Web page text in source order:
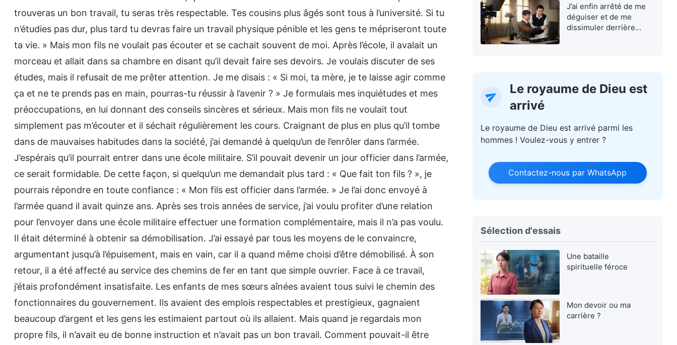
trouveras un bon travail, tu seras très respectable. Tes cousins plus âgés sont tous à l’université. Si tu
n’étudies pas dur, plus tard tu devras faire un travail physique pénible et les gens te mépriseront toute
ta vie. » Mais mon fils ne voulait pas écouter et se cachait souvent de moi. Après l’école, il avalait un
morceau et allait dans sa chambre en disant qu’il devait faire ses devoirs. Je voulais discuter de ses
études, mais il refusait de me prêter attention. Je me disais : « Si moi, ta mère, je te laisse agir comme
ça et ne te prends pas en main, pourras-tu réussir à l’avenir ? » Je formulais mes inquiétudes et mes
préoccupations, en lui donnant des conseils sincères et sérieux. Mais mon fils ne voulait tout
simplement pas m’écouter et il séchait régulièrement les cours. Craignant de plus en plus qu’il tombe
dans de mauvaises habitudes dans la société, j’ai demandé à quelqu’un de l’enrôler dans l’armée.
J’espérais qu’il pourrait entrer dans une école militaire. S’il pouvait devenir un jour officier dans l’armée,
ce serait formidable. De cette façon, si quelqu’un me demandait plus tard : « Que fait ton fils ? », je
pourrais répondre en toute confiance : « Mon fils est officier dans l’armée. » Je l’ai donc envoyé à
l’armée quand il avait quinze ans. Après ses trois années de service, j’ai voulu profiter d’une relation
pour l’envoyer dans une école militaire effectuer une formation complémentaire, mais il n’a pas voulu.
Il était déterminé à obtenir sa démobilisation. J’ai essayé par tous les moyens de le convaincre,
argumentant jusqu’à l’épuisement, mais en vain, car il a quand même choisi d’être démobilisé. À son
retour, il a été affecté au service des chemins de fer en tant que simple ouvrier. Face à ce travail,
j’étais profondément insatisfaite. Les enfants de mes sœurs aînées avaient tous suivi le chemin des
fonctionnaires du gouvernement. Ils avaient des emplois respectables et prestigieux, gagnaient
beaucoup d’argent et les gens les estimaient partout où ils allaient. Mais quand je regardais mon
propre fils, il n’avait eu de bonne instruction et n’avait pas un bon travail. Comment pouvait-il être
J’ai enfin arrêté de me
déguiser et de me
dissimuler derrière
Le royaume de Dieu est
arrivé
Le royaume de Dieu est arrivé parmi les
hommes ! Voulez-vous y entrer ?
Contactez-nous par WhatsApp
Sélection d'essais
Une bataille
spirituelle féroce
Mon devoir ou ma
carrière ?